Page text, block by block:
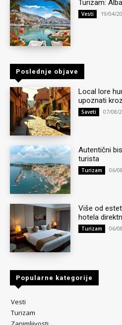
Turizam:
Vesti 19/04/
Poslednje objave
Local lore
upoznati
Saveti 07/08/
Autentični
turista
Turizam 06/
Više od
hotela
Turizam 06/
Popularne kategorije
Vesti
Turizam